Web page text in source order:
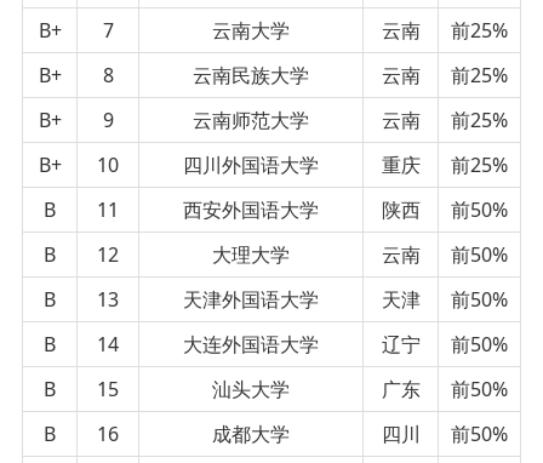
B+
7 云南大学 云南
前25%
B+
8 云南民族大学 云南
前25%
B+
9 云南师范大学 云南
前25%
B+
10 四川外国语大学 重庆
前25%
B
11 西安外国语大学 陕西
前50%
B
12 大理大学 云南
前50%
B
13 天津外国语大学 天津
前50%
B
14 大连外国语大学 辽宁
前50%
B
15 汕头大学 广东
前50%
B
16 成都大学 四川
前50%